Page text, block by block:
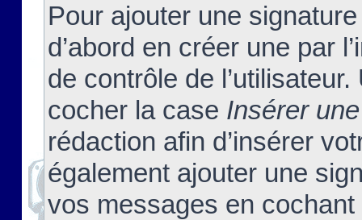
Pour ajouter une
d’abord en créer une par
de contrôle de
cocher la case Insérer
rédaction afin d’insérer
également ajouter une
vos messages en